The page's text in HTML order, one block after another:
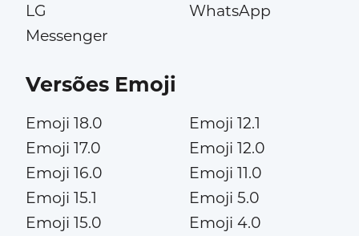
LG
Messenger
WhatsApp
Versões Emoji
Emoji 18.0
Emoji 17.0
Emoji 16.0
Emoji 15.1
Emoji 15.0
Emoji 12.1
Emoji 12.0
Emoji 11.0
Emoji 5.0
Emoji 4.0